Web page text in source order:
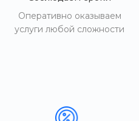
Оперативно оказываем
услуги любой сложности